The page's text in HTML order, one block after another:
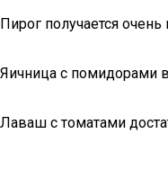
Пирог получается
Яичница с помидорами
Лаваш с томатами